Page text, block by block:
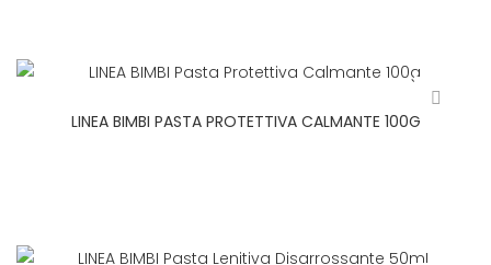
LINEA BIMBI PASTA PROTETTIVA CALMANTE 100G